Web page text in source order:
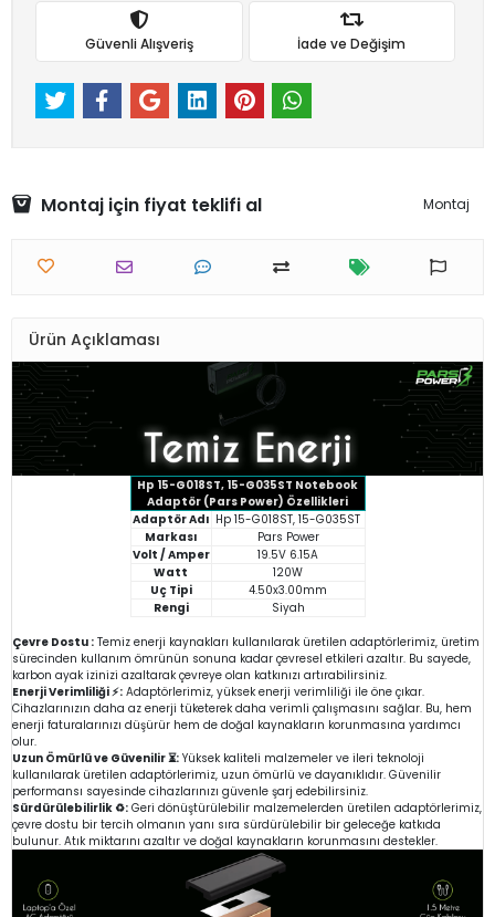
Güvenli Alışveriş İade ve Değişim
Montaj için fiyat teklifi al Montaj
Ürün Açıklaması
Hp 15-G018ST, 15-G035ST Notebook
Adaptör (Pars Power) Özellikleri
Adaptör Adı Hp 15-G018ST, 15-G035ST
Markası
Pars Power
Volt / Amper
19.5V 6.15A
Watt
120W
Uç Tipi
4.50x3.00mm
Rengi
Siyah
Çevre Dostu : Temiz enerji kaynakları kullanılarak üretilen adaptörlerimiz, üretim
sürecinden kullanım ömrünün sonuna kadar çevresel etkileri azaltır. Bu sayede,
karbon ayak izinizi azaltarak çevreye olan katkınızı artırabilirsiniz.
Enerji Verimliliği ⚡: Adaptörlerimiz, yüksek enerji verimliliği ile öne çıkar.
Cihazlarınızın daha az enerji tüketerek daha verimli çalışmasını sağlar. Bu, hem
enerji faturalarınızı düşürür hem de doğal kaynakların korunmasına yardımcı
olur.
Uzun Ömürlü ve Güvenilir ⏳: Yüksek kaliteli malzemeler ve ileri teknoloji
kullanılarak üretilen adaptörlerimiz, uzun ömürlü ve dayanıklıdır. Güvenilir
performansı sayesinde cihazlarınızı güvenle şarj edebilirsiniz.
Sürdürülebilirlik ♻️: Geri dönüştürülebilir malzemelerden üretilen adaptörlerimiz,
çevre dostu bir tercih olmanın yanı sıra sürdürülebilir bir geleceğe katkıda
bulunur. Atık miktarını azaltır ve doğal kaynakların korunmasını destekler.